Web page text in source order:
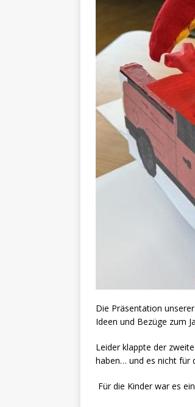
Die Präsentation
Ideen und Bezüge zum
Leider klappte der
haben… und es nicht für
Für die Kinder war es